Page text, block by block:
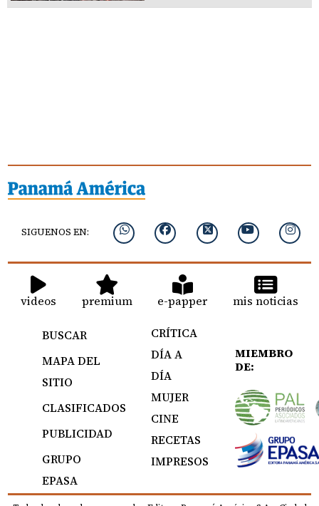
SIGUENOS EN:
videos premium e-papper mis noticias
BUSCAR
MAPA DEL
SITIO
CLASIFICADOS
PUBLICIDAD
GRUPO
EPASA
CRÍTICA
DÍA A
DÍA
MUJER
CINE
RECETAS
IMPRESOS
MIEMBRO
DE: